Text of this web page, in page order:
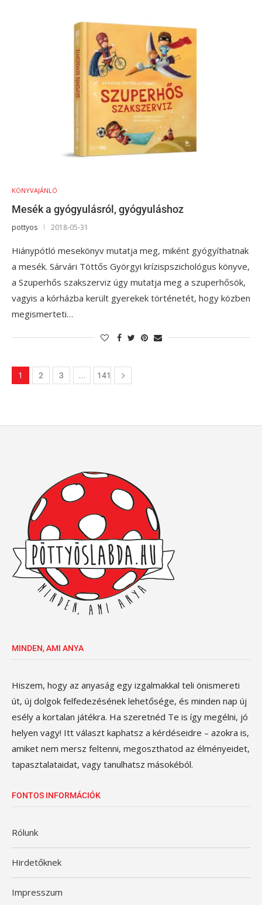
KÖNYVAJÁNLÓ
Mesék a gyógyulásról, gyógyuláshoz
pottyos 2018-05-31
Hiánypótló mesekönyv mutatja meg, miként gyógyíthatnak
a mesék. Sárvári Töttős Györgyi krízispszichológus könyve,
a Szuperhős szakszerviz úgy mutatja meg a szuperhősök,
vagyis a kórházba került gyerekek történetét, hogy közben
megismerteti…
1 2 3 … 141
MINDEN, AMI ANYA
Hiszem, hogy az anyaság egy izgalmakkal teli önismereti
út, új dolgok felfedezésének lehetősége, és minden nap új
esély a kortalan játékra. Ha szeretnéd Te is így megélni, jó
helyen vagy! Itt választ kaphatsz a kérdéseidre – azokra is,
amiket nem mersz feltenni, megoszthatod az élményeidet,
tapasztalataidat, vagy tanulhatsz másokéból.
FONTOS INFORMÁCIÓK
Rólunk
Hirdetőknek
Impresszum